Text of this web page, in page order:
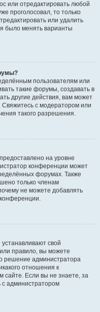
или отредактировать любой
проголосовал, то только
или удалить
было менять варианты
пользователям или
такие форумы, создавать в
другие действия, вам может
с модератором или
такого разрешения.
на уровне
конференции может
форумах. Также
только членам
не можете добавлять
свой
правило, вы можете
решение администратора
отношения к
Если вы не знаете, за
с администратором